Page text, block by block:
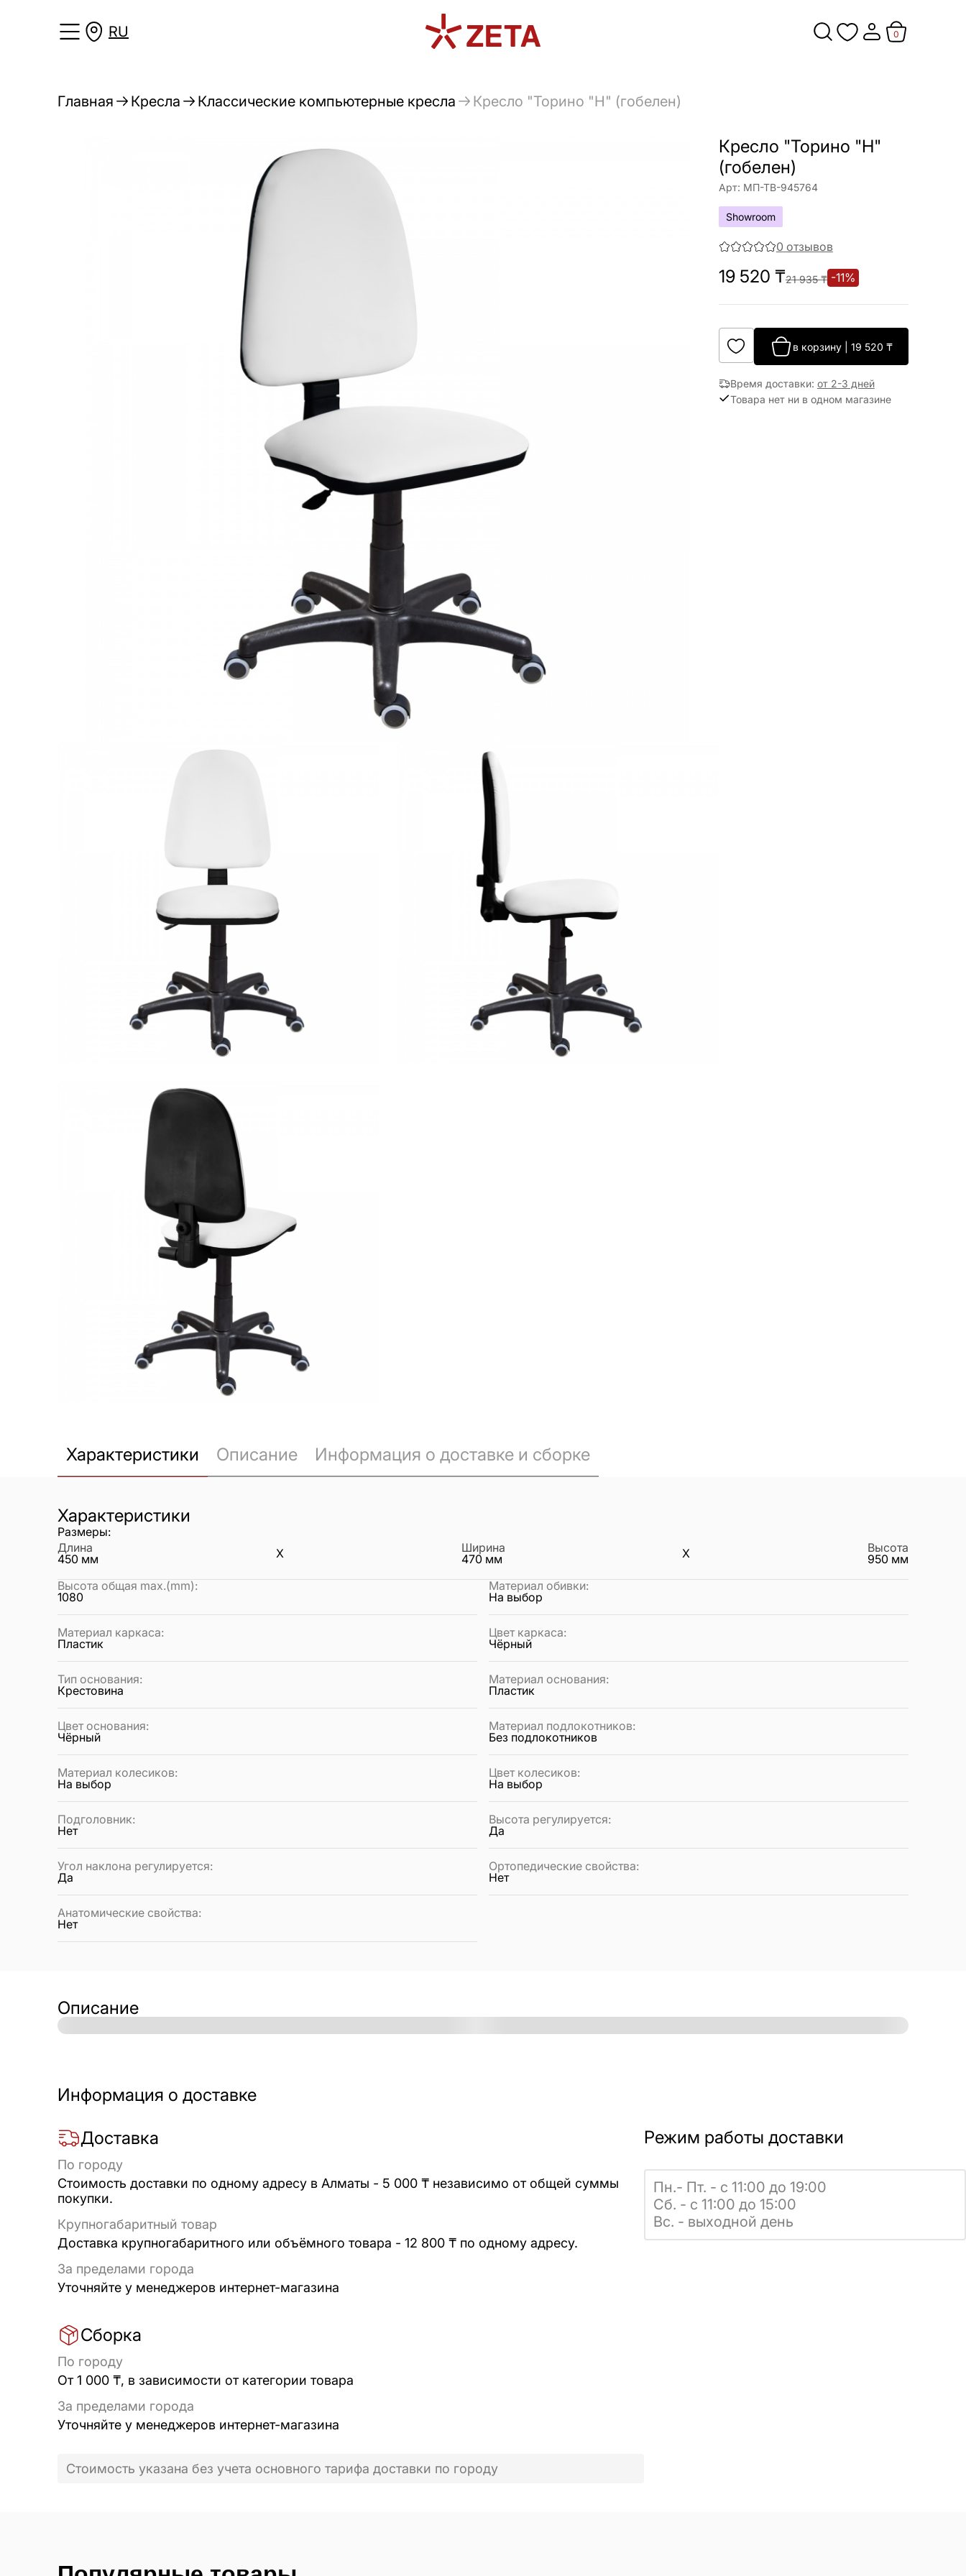
RU 0
Главная Кресла Классические компьютерные кресла Кресло "Торино "Н" (гобелен)
Кресло "Торино "Н"
(гобелен)
Арт: МП-ТВ-945764
Showroom
0 отзывов
19 520 ₸21 935₸ -11%
в корзину| 19 520 ₸
Время доставки: от 2-3 дней
Товара нет ни в одном магазине
Характеристики Описание Информация о доставке и сборке
Характеристики
Размеры:
Длина
450 мм X
Ширина
470 мм X
Высота
950 мм
Высота общая max.(mm):
1080
Материал обивки:
На выбор
Материал каркаса:
Пластик
Цвет каркаса:
Чёрный
Тип основания:
Крестовина
Материал основания:
Пластик
Цвет основания:
Чёрный
Материал подлокотников:
Без подлокотников
Материал колесиков:
На выбор
Цвет колесиков:
На выбор
Подголовник:
Нет
Высота регулируется:
Да
Угол наклона регулируется:
Да
Ортопедические свойства:
Нет
Анатомические свойства:
Нет
Описание
Информация о доставке
Доставка
По городу
Стоимость доставки по одному адресу в Алматы - 5 000 ₸ независимо от общей суммы
покупки.
Крупногабаритный товар
Доставка крупногабаритного или объёмного товара - 12 800 ₸ по одному адресу.
За пределами города
Уточняйте у менеджеров интернет-магазина
Сборка
По городу
От 1 000 ₸, в зависимости от категории товара
За пределами города
Уточняйте у менеджеров интернет-магазина
Стоимость указана без учета основного тарифа доставки по городу
Режим работы доставки
Пн.- Пт. - с 11:00 до 19:00
Сб. - с 11:00 до 15:00
Вс. - выходной день